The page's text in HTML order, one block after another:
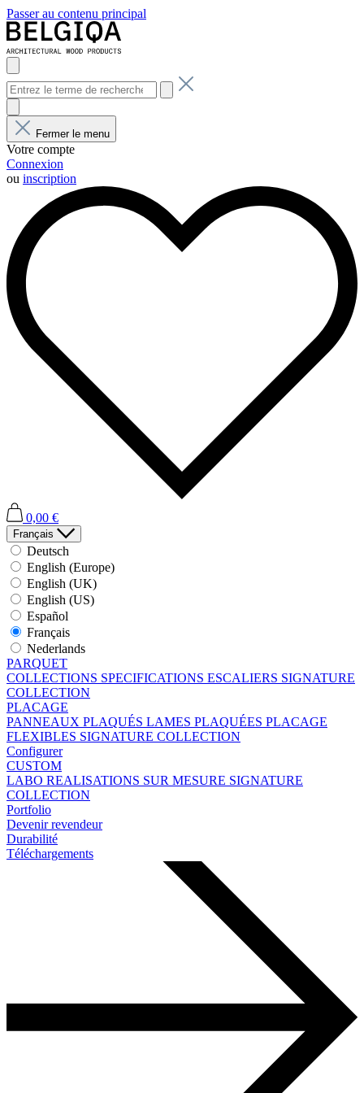
Passer au contenu principal
Fermer le menu
Votre compte
Connexion
ou inscription
0,00 €
Français
Deutsch
English (Europe)
English (UK)
English (US)
Español
Français
Nederlands
PARQUET
COLLECTIONS SPECIFICATIONS ESCALIERS SIGNATURE
COLLECTION
PLACAGE
PANNEAUX PLAQUÉS LAMES PLAQUÉES PLACAGE
FLEXIBLES SIGNATURE COLLECTION
Configurer
CUSTOM
LABO REALISATIONS SUR MESURE SIGNATURE
COLLECTION
Portfolio
Devenir revendeur
Durabilité
Téléchargements